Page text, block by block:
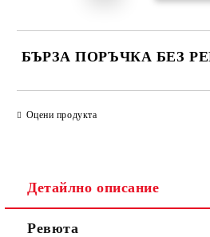
БЪРЗА ПОРЪЧКА БЕЗ
Оцени продукта
Детайлно описание
Ревюта